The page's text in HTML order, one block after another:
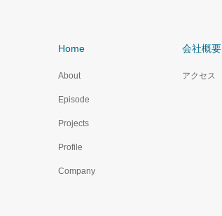
Home
About
Episode
Projects
Profile
Company
会社概要
アクセス